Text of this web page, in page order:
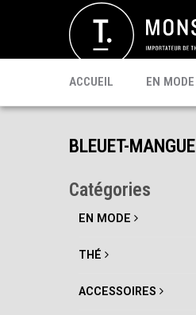
ACCUEIL EN MODE
CÉLÉBRI T.
PROMO
PU'ERH
MATCHA
KOMBUCHA
PRÊT À BOIRE
BLEUET-MANGUE
Catégories
EN MODE
THÉ
ACCESSOIRES